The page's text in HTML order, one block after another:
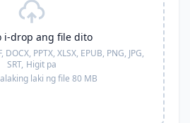
i-drop ang file dito
DOCX, PPTX, XLSX, EPUB, PNG, JPG,
SRT, Higit pa
laki ng file 80 MB